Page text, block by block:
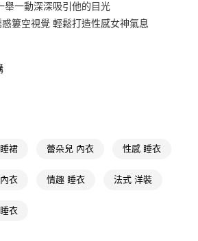
簡訊認證，即可結帳。
確認金額後，即可完成結帳。
舉一動深深吸引他的目光
簍空視覺 輕鬆打造性感女神氣息
裙 蕾朵兒 內衣 性感 睡衣
衣 情趣 睡衣 法式 洋裝
衣